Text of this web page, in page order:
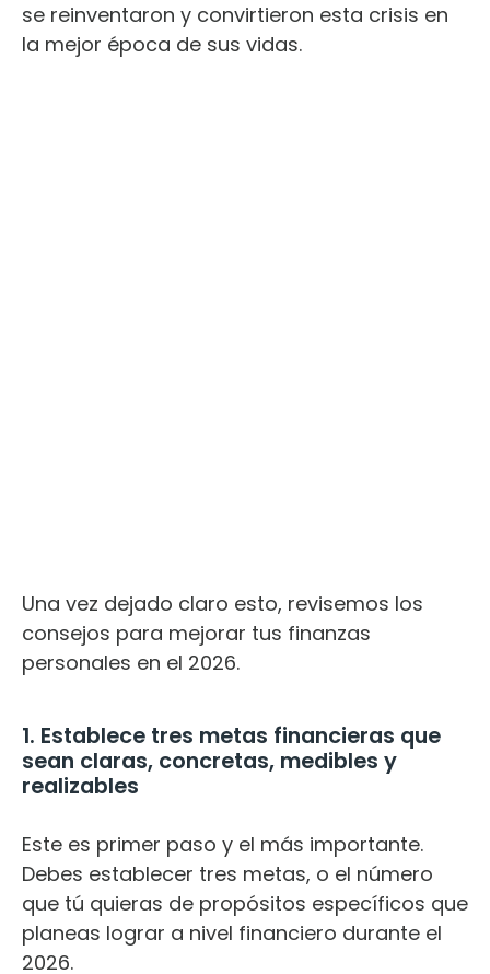
se reinventaron y convirtieron esta crisis en
la mejor época de sus vidas.
Una vez dejado claro esto, revisemos los
consejos para mejorar tus finanzas
personales en el 2026.
1. Establece tres metas financieras que
sean claras, concretas, medibles y
realizables
Este es primer paso y el más importante.
Debes establecer tres metas, o el número
que tú quieras de propósitos específicos que
planeas lograr a nivel financiero durante el
2026.